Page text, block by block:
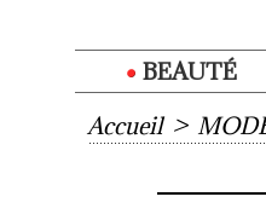
BEAUTÉ
Accueil >